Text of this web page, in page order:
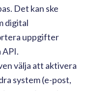
Det kan ske
digital
uppgifter
API.
välja att aktivera
system (e-post,